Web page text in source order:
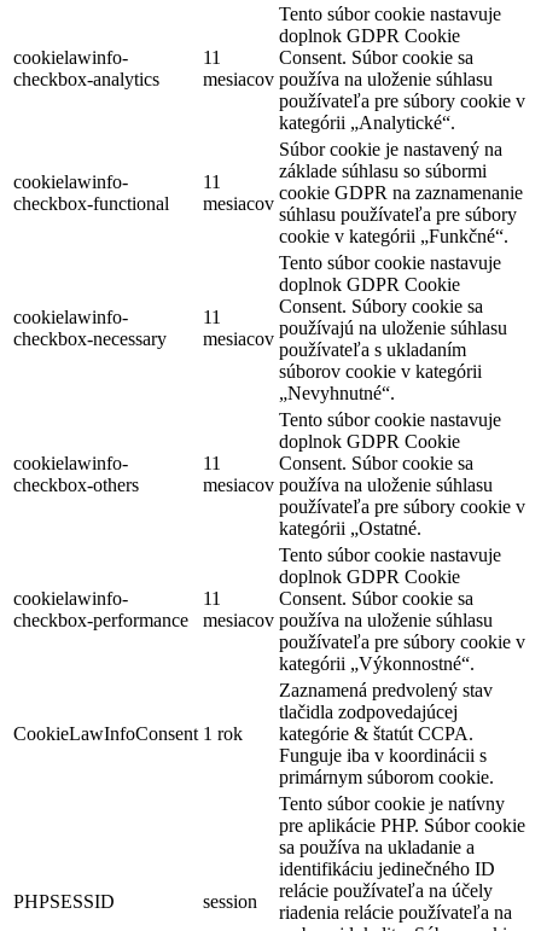
cookielawinfo-
checkbox-analytics
11
mesiacov
Tento súbor cookie nastavuje
doplnok GDPR Cookie
Consent. Súbor cookie sa
používa na uloženie súhlasu
používateľa pre súbory cookie v
kategórii „Analytické“.
cookielawinfo-
checkbox-functional
11
mesiacov
Súbor cookie je nastavený na
základe súhlasu so súbormi
cookie GDPR na zaznamenanie
súhlasu používateľa pre súbory
cookie v kategórii „Funkčné“.
cookielawinfo-
checkbox-necessary
11
mesiacov
Tento súbor cookie nastavuje
doplnok GDPR Cookie
Consent. Súbory cookie sa
používajú na uloženie súhlasu
používateľa s ukladaním
súborov cookie v kategórii
„Nevyhnutné“.
cookielawinfo-
checkbox-others
11
mesiacov
Tento súbor cookie nastavuje
doplnok GDPR Cookie
Consent. Súbor cookie sa
používa na uloženie súhlasu
používateľa pre súbory cookie v
kategórii „Ostatné.
cookielawinfo-
checkbox-performance
11
mesiacov
Tento súbor cookie nastavuje
doplnok GDPR Cookie
Consent. Súbor cookie sa
používa na uloženie súhlasu
používateľa pre súbory cookie v
kategórii „Výkonnostné“.
CookieLawInfoConsent 1 rok
Zaznamená predvolený stav
tlačidla zodpovedajúcej
kategórie & štatút CCPA.
Funguje iba v koordinácii s
primárnym súborom cookie.
PHPSESSID session
Tento súbor cookie je natívny
pre aplikácie PHP. Súbor cookie
sa používa na ukladanie a
identifikáciu jedinečného ID
relácie používateľa na účely
riadenia relácie používateľa na